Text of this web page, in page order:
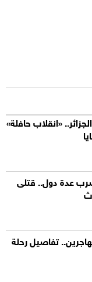
«انقلاب حافلة»
عدة دول.. قتلى
تفاصيل رحلة